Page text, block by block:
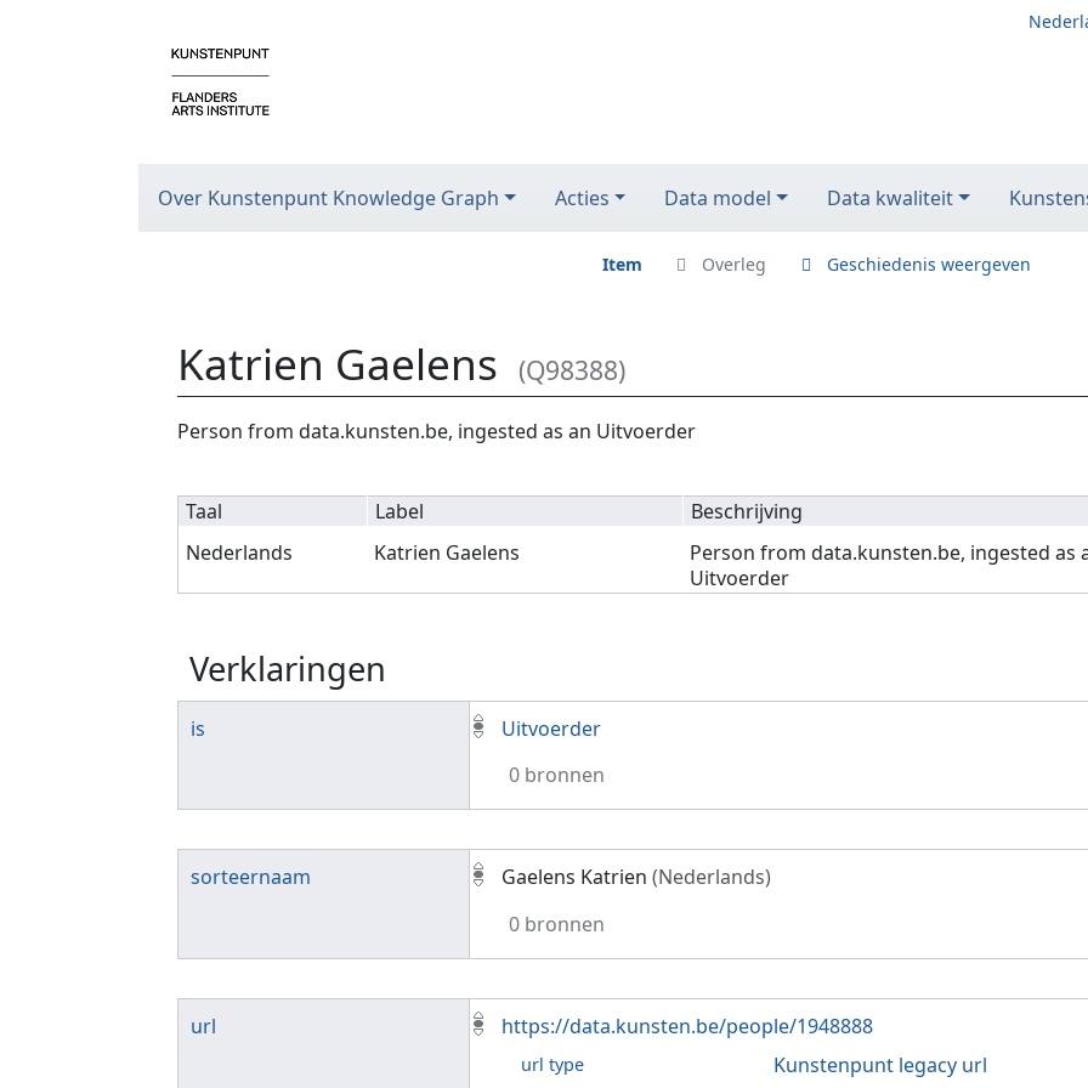
Over Kunstenpunt Knowledge Graph Acties Data model Data kwaliteit
Item Overleg Geschiedenis weergeven
Katrien Gaelens (Q98388)
Ga naar:navigatie,zoeken
Person from data.kunsten.be, ingested as an Uitvoerder
Taal Label
Beschrijving
Nederlands
Katrien Gaelens
Person from data.kunsten.be, ingested as
Uitvoerder
Verklaringen
is
Uitvoerder
0 bronnen
sorteernaam Gaelens Katrien (Nederlands)
0 bronnen
url https://data.kunsten.be/people/1948888
url type Kunstenpunt legacy url